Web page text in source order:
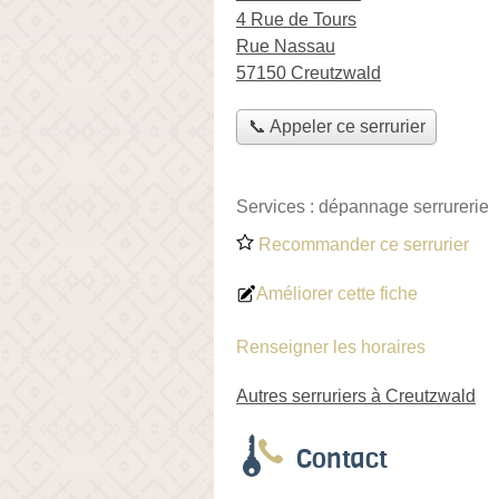
4 Rue de Tours
Rue Nassau
57150 Creutzwald
📞 Appeler ce serrurier
Services : dépannage serrurerie
Recommander ce serrurier
Améliorer cette fiche
Renseigner les horaires
Autres serruriers à Creutzwald
Contact